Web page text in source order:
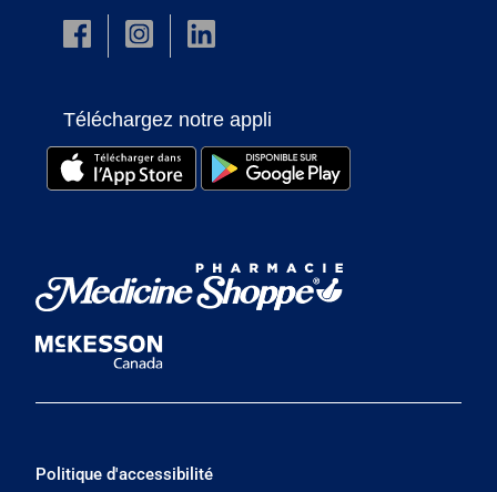
Téléchargez notre appli
Politique d'accessibilité